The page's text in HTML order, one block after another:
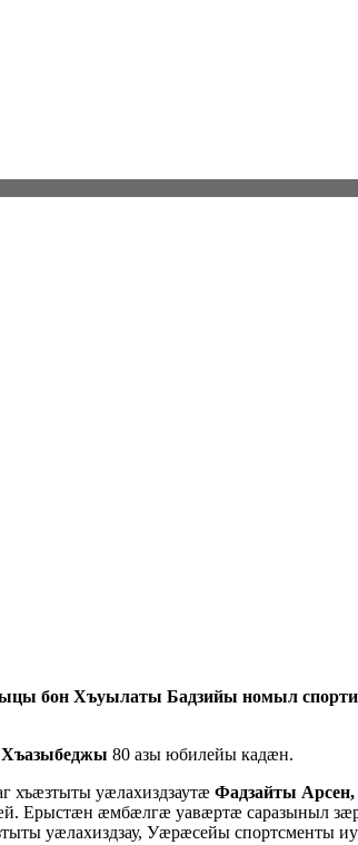
бон Хъуылаты Бадзийы номыл
80 азы юбилейы кадæн.
уæлахиздзаутæ Фадзайты
æмбæлгæ уавæртæ саразыныл
уæлахиздзау, Уæрæсейы спортсменты